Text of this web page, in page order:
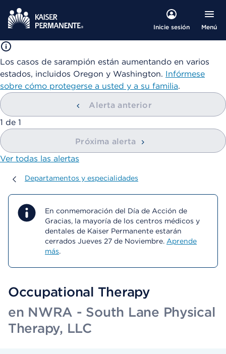
Inicie sesión Menú
Los casos de sarampión están aumentando en varios
estados, incluidos Oregon y Washington. Infórmese
sobre cómo protegerse a usted y a su familia.
Alerta anterior
mostrando
1 de 1
Próxima alerta
Ver todas las alertas
Departamentos y especialidades
Departamentos y especialidades
En conmemoración del Día de Acción de
Gracias, la mayoría de los centros médicos y
dentales de Kaiser Permanente estarán
cerrados Jueves 27 de Noviembre. Aprende
más.
Occupational Therapy
en NWRA - South Lane Physical
Therapy, LLC